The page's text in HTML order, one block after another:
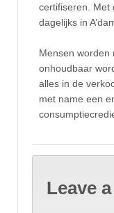
certifiseren. Met
dagelijks in
Mensen worden
onhoudbaar
alles in de
met name een
Leave